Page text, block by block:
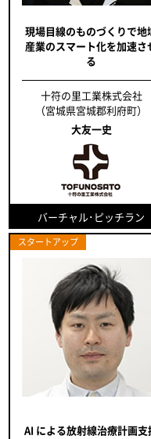
現場目線のものづくりで地
産業のスマート化を加速さ
る
十符の里工業株式会社
（宮城県宮城郡利府町）
大友一史
バーチャル･ピッチラン
スタートアップ
AI による放射線治療計画支